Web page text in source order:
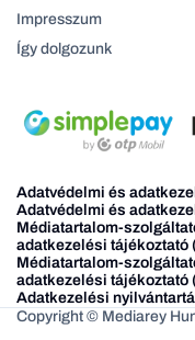
Impresszum
Így dolgozunk
Adatvédelmi és
Adatvédelmi és
Médiatartalom-
adatkezelési tájékoztató
Médiatartalom-
adatkezelési tájékoztató
Adatkezelési
Copyright © Mediarey